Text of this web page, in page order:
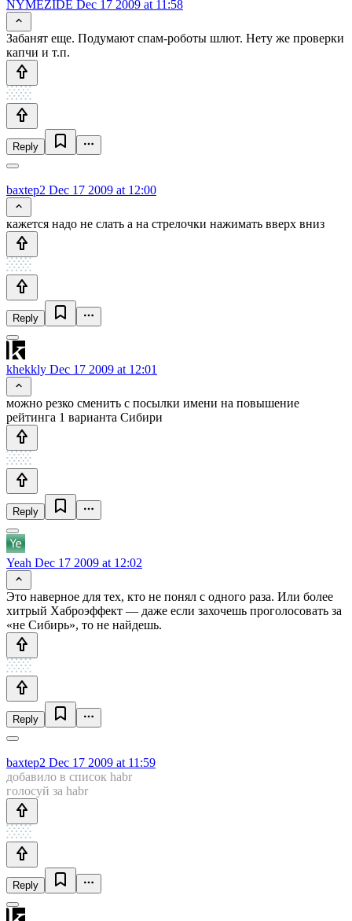
NYMEZIDE Dec 17 2009 at 11:58
Забанят еще. Подумают спам-роботы шлют. Нету же проверки
капчи и т.п.
Reply
baxtep2 Dec 17 2009 at 12:00
кажется надо не слать а на стрелочки нажимать вверх вниз
Reply
khekkly Dec 17 2009 at 12:01
можно резко сменить с посылки имени на повышение
рейтинга 1 варианта Сибири
Reply
Yeah Dec 17 2009 at 12:02
Это наверное для тех, кто не понял с одного раза. Или более
хитрый Хаброэффект — даже если захочешь проголосовать за
«не Сибирь», то не найдешь.
Reply
baxtep2 Dec 17 2009 at 11:59
добавило в список habr
голосуй за habr
Reply